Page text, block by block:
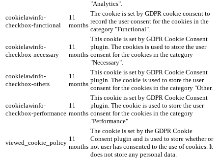
"Analytics".
cookielawinfo-
checkbox-functional
11
months
The cookie is set by GDPR cookie consent to
record the user consent for the cookies in the
category "Functional".
cookielawinfo-
checkbox-necessary
11
months
This cookie is set by GDPR Cookie Consent
plugin. The cookies is used to store the user
consent for the cookies in the category
"Necessary".
cookielawinfo-
checkbox-others
11
months
This cookie is set by GDPR Cookie Consent
plugin. The cookie is used to store the user
consent for the cookies in the category "Other.
cookielawinfo-
checkbox-performance
11
months
This cookie is set by GDPR Cookie Consent
plugin. The cookie is used to store the user
consent for the cookies in the category
"Performance".
viewed_cookie_policy
11
months
The cookie is set by the GDPR Cookie
Consent plugin and is used to store whether or
not user has consented to the use of cookies. It
does not store any personal data.